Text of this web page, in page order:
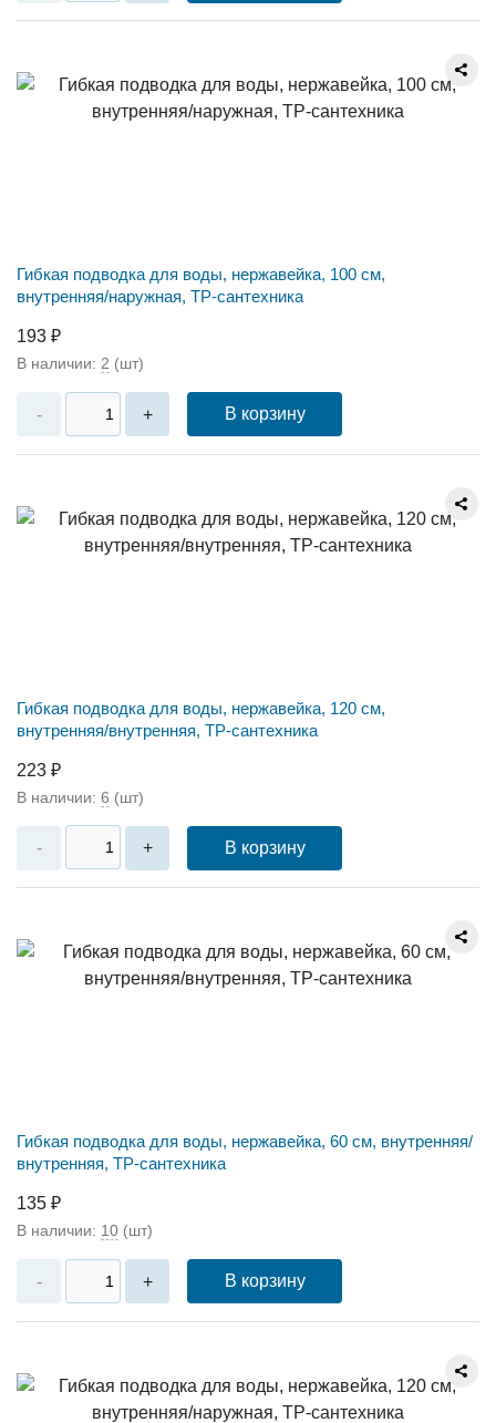
Гибкая подводка для воды, нержавейка, 100 см,
внутренняя/наружная, ТР-сантехника
193 ₽
В наличии: 2 (шт)
- + В корзину
Гибкая подводка для воды, нержавейка, 120 см,
внутренняя/внутренняя, ТР-сантехника
223 ₽
В наличии: 6 (шт)
- + В корзину
Гибкая подводка для воды, нержавейка, 60 см, внутренняя/
внутренняя, ТР-сантехника
135 ₽
В наличии: 10 (шт)
- + В корзину